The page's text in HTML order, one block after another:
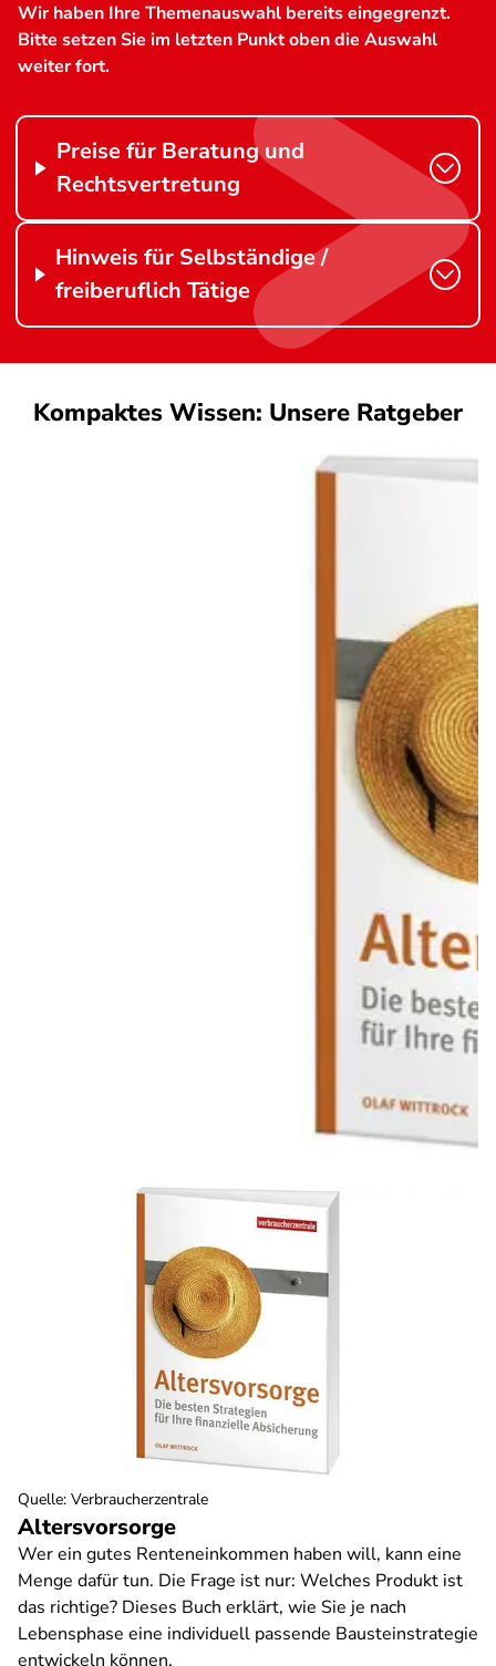
Wir haben Ihre Themenauswahl bereits eingegrenzt.
Bitte setzen Sie im letzten Punkt oben die Auswahl
weiter fort.
Preise für Beratung und
Rechtsvertretung
Hinweis für Selbständige /
freiberuflich Tätige
Kompaktes Wissen: Unsere Ratgeber
Altersvorsorge
Wer ein gutes Renteneinkommen haben will, kann eine
Menge dafür tun. Die Frage ist nur: Welches Produkt ist
das richtige? Dieses Buch erklärt, wie Sie je nach
Lebensphase eine individuell passende Bausteinstrategie
entwickeln können.
Quelle: Verbraucherzentrale